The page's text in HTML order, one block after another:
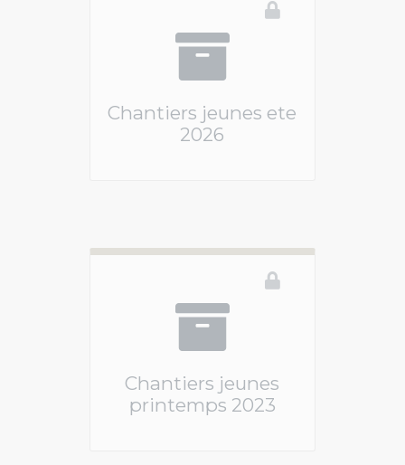
Chantiers jeunes ete
2026
Chantiers jeunes
printemps 2023